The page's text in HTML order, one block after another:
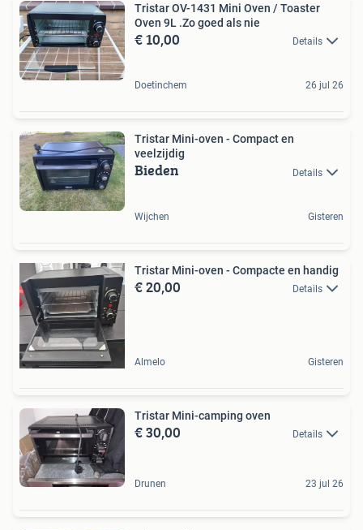
Tristar OV-1431 Mini Oven / Toaster
Oven 9L .Zo goed als nie
€ 10,00 Details
Doetinchem 26 jul 26
Tristar Mini-oven - Compact en
veelzijdig
Bieden Details
Wijchen Gisteren
Tristar Mini-oven - Compacte en handig
€ 20,00 Details
Almelo Gisteren
Tristar Mini-camping oven
€ 30,00 Details
Drunen 23 jul 26